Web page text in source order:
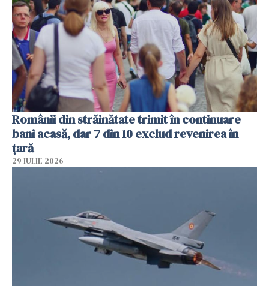
Românii din străinătate trimit în continuare
bani acasă, dar 7 din 10 exclud revenirea în
țară
29 IULIE 2026